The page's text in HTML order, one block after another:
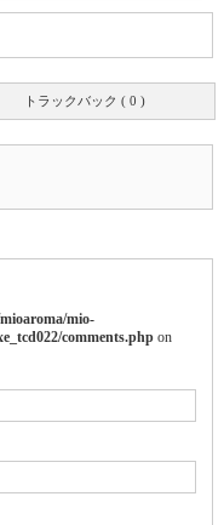
トラックバック ( 0 )
mio-
comments.phpon